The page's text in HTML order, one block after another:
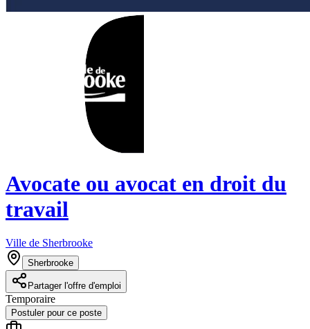
Avocate ou avocat en droit du
travail
Ville de Sherbrooke
Sherbrooke
Partager l'offre d'emploi
Temporaire
Postuler pour ce poste